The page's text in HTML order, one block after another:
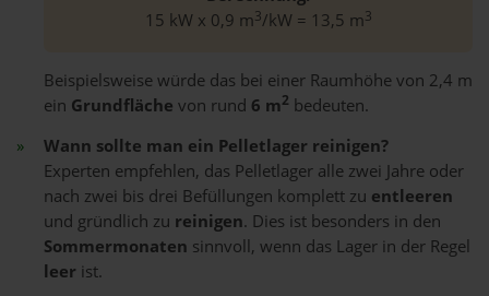
15 kW x 0,9 m3/kW = 13,5 m3
Beispielsweise würde das bei einer Raumhöhe von 2,4 m
ein Grundfläche von rund 6 m2 bedeuten.
Wann sollte man ein Pelletlager reinigen?
Experten empfehlen, das Pelletlager alle zwei Jahre oder
nach zwei bis drei Befüllungen komplett zu entleeren
und gründlich zu reinigen. Dies ist besonders in den
Sommermonaten sinnvoll, wenn das Lager in der Regel
leer ist.